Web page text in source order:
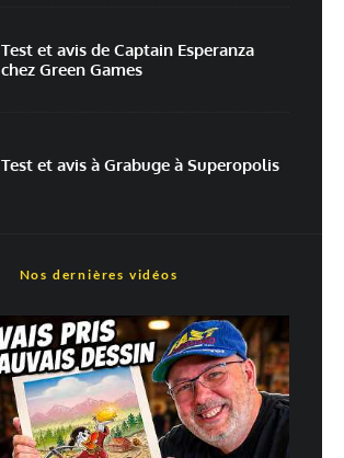
Test et avis de Captain Esperanza
chez Green Games
Test et avis à Grabuge à Superopolis
Nos dernières vidéos